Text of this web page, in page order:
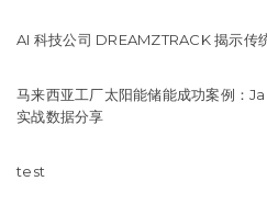
AI 科技公司 DREAMZTRACK 揭示传
马来西亚工厂太阳能储能成功案例：
实战数据分享
test